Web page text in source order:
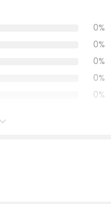
0%
0%
0%
0%
0%